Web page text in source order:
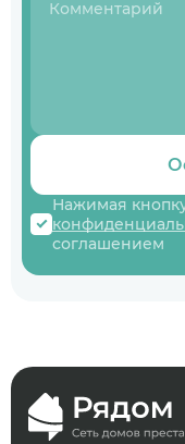
Нажимая
соглашением